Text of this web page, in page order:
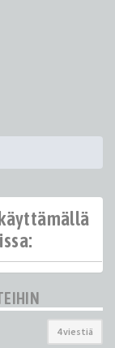
4 viestiä